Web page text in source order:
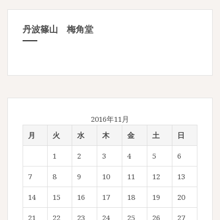
丹波篠山 梅角堂
2016年11月
月
火 水 木 金 土 日
1 2 3 4 5 6
7 8 9 10 11 12 13
14 15 16 17 18 19 20
21 22 23 24 25 26 27